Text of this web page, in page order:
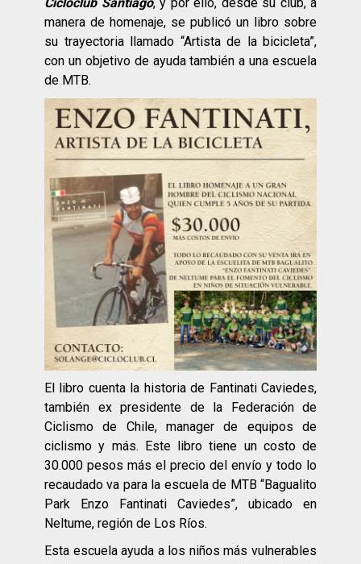
manera de homenaje, se publicó un libro sobre
su trayectoria llamado “Artista de la bicicleta”,
con un objetivo de ayuda también a una escuela
de MTB.
El libro cuenta la historia de Fantinati Caviedes,
también ex presidente de la Federación de
Ciclismo de Chile, manager de equipos de
ciclismo y más. Este libro tiene un costo de
30.000 pesos más el precio del envío y todo lo
recaudado va para la escuela de MTB “Bagualito
Park Enzo Fantinati Caviedes”, ubicado en
Neltume, región de Los Ríos.
Esta escuela ayuda a los niños más vulnerables